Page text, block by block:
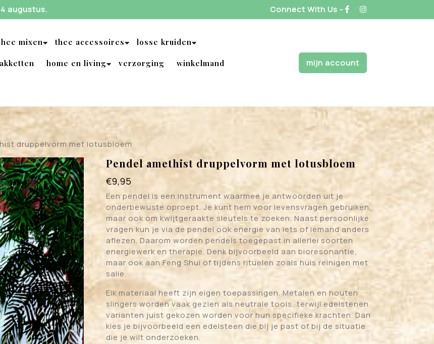
augustus. Connect With Us -
mixen thee accessoires losse kruiden
home en living verzorging winkelmand mijn account
druppelvorm met lotusbloem
Pendel amethist druppelvorm met lotusbloem
€9,95
Een pendel is een instrument waarmee je antwoorden uit je
onderbewuste oproept. Je kunt hem voor levensvragen gebruiken,
maar ook om kwijtgeraakte sleutels te zoeken. Naast persoonlijke
vragen kun je via de pendel ook energie van iets of iemand anders
aflezen. Daarom worden pendels toegepast in allerlei soorten
energiewerk en therapie. Denk bijvoorbeeld aan bioresonantie,
maar ook aan Feng Shui of tijdens rituelen zoals huis reinigen met
salie.
Elk materiaal heeft zijn eigen toepassingen. Metalen en houten
slingers worden vaak gezien als neutrale tools, terwijl edelstenen
varianten juist gekozen worden voor hun specifieke krachten. Dan
kies je bijvoorbeeld een edelsteen die bij je past of bij de situatie
die je wilt onderzoeken.